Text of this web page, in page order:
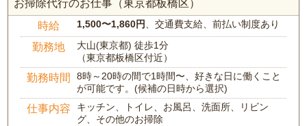
お掃除代行のお仕事（東京都板橋区）
時給 1,500〜1,860円、交通費支給、前払い制度あり
勤務地
大山(東京都) 徒歩1分
（東京都板橋区付近）
勤務時間
8時～20時の間で1時間〜、好きな日に働くこと
が可能です。(候補の日時から選択)
仕事内容
キッチン、トイレ、お風呂、洗面所、リビン
グ、その他のお掃除